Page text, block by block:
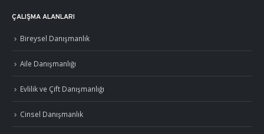
ÇALIŞMA ALANLARI
Bireysel Danışmanlık
Aile Danışmanlığı
Evlilik ve Çift Danışmanlığı
Cinsel Danışmanlık